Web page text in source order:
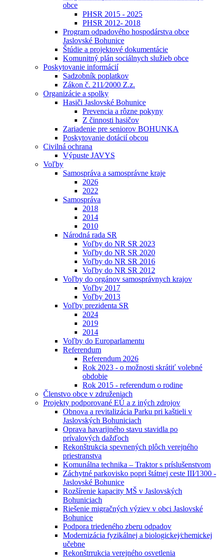
obce
PHSR 2015 - 2025
PHSR 2012- 2018
Program odpadového hospodárstva obce
Jaslovské Bohunice
Štúdie a projektové dokumentácie
Komunitný plán sociálnych služieb obce
Poskytovanie informácií
Sadzobník poplatkov
Zákon č. 211⁄2000 Z.z.
Organizácie a spolky
Hasiči Jaslovské Bohunice
Prevencia a rôzne pokyny
Z činnosti hasičov
Zariadenie pre seniorov BOHUNKA
Poskytovanie dotácií obcou
Civilná ochrana
Výpuste JAVYS
Voľby
Samospráva a samosprávne kraje
2026
2022
Samospráva
2018
2014
2010
Národná rada SR
Voľby do NR SR 2023
Voľby do NR SR 2020
Voľby do NR SR 2016
Voľby do NR SR 2012
Voľby do orgánov samosprávnych krajov
Voľby 2017
Voľby 2013
Voľby prezidenta SR
2024
2019
2014
Voľby do Europarlamentu
Referendum
Referendum 2026
Rok 2023 - o možnosti skrátiť volebné
obdobie
Rok 2015 - referendum o rodine
Členstvo obce v združeniach
Projekty podporované EÚ a z iných zdrojov
Obnova a revitalizácia Parku pri kaštieli v
Jaslovských Bohuniciach
Oprava havarijného stavu stavidla po
prívalových dažďoch
Rekonštrukcia spevnených plôch verejného
priestranstva
Komunálna technika – Traktor s príslušenstvom
Záchytné parkovisko popri štátnej ceste III⁄1300 -
Jaslovské Bohunice
Rozšírenie kapacity MŠ v Jaslovských
Bohuniciach
Riešenie migračných výziev v obci Jaslovské
Bohunice
Podpora triedeného zberu odpadov
Modernizácia fyzikálnej a biologickej⁄chemickej
učebne
Rekonštrrukcia verejného osvetlenia